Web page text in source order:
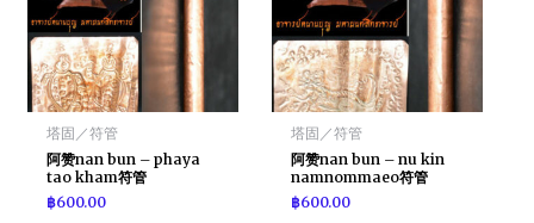
塔固／符管
阿赞nan bun – phaya
tao kham符管
฿600.00
塔固／符管
阿赞nan bun – nu kin
namnommaeo符管
฿600.00